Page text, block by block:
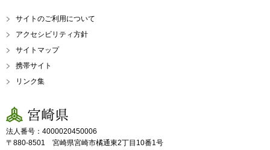
サイトのご利用について
アクセシビリティ方針
サイトマップ
携帯サイト
リンク集
宮崎県
法人番号：4000020450006
〒880-8501 宮崎県宮崎市橘通東2丁目10番1号